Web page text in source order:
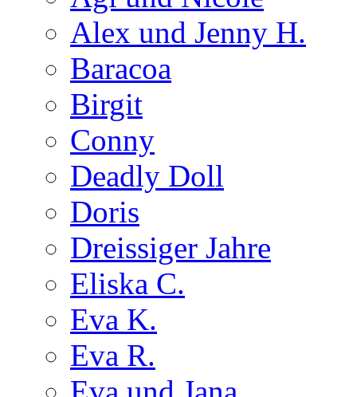
Alex und Jenny H.
Baracoa
Birgit
Conny
Deadly Doll
Doris
Dreissiger Jahre
Eliska C.
Eva K.
Eva R.